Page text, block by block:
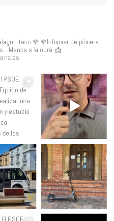
🌹 🌹Informar de primera
Manos a la obra. 📩